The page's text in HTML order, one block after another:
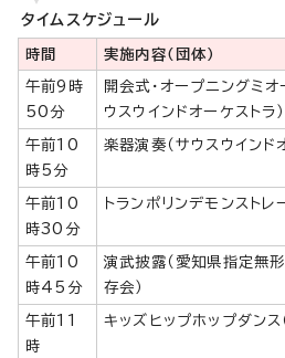
タイムスケジュール
時間 実施内容（団体）
午前9時
50分
開会式・オープニングミ
ウスウインドオーケストラ）
午前10
時5分
楽器演奏（サウスウインド
午前10
時30分
トランポリンデモンストレ
午前10
時45分
演武披露（愛知県指定無
存会）
午前11
時
キッズヒップホップダンス